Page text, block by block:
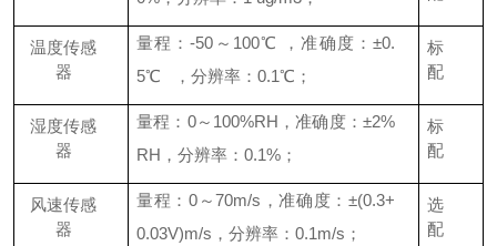
温度传感
器
量程：-50 ～ 100℃ ，准确度：±0.
5℃ ，分辨率： 0.1℃；
标
配
湿度传感
器
量程： 0～ 100%RH ，准确度：±2%
RH ，分辨率： 0.1% ；
标
配
风速传感
器
量程： 0～70m/s ，准确度：±(0.3+
0.03V)m/s ，分辨率： 0.1m/s ；
选
配